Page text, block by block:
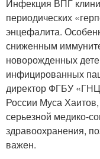
Инфекция ВПГ
периодических
энцефалита.
сниженным
новорожденных
инфицированных
директор ФГБУ
России Муса
серьезной медико-
здравоохранения,
важен.